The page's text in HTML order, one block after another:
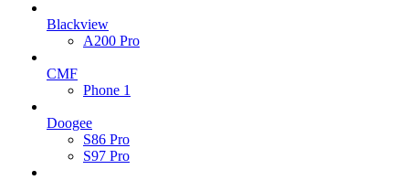
Blackview
A200 Pro
CMF
Phone 1
Doogee
S86 Pro
S97 Pro